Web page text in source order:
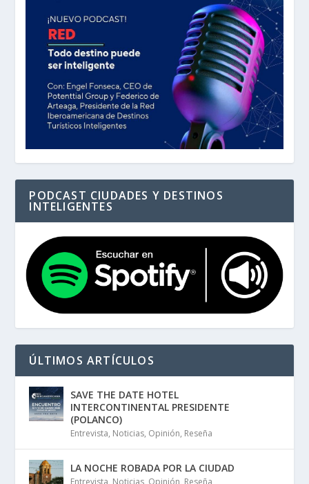
PODCAST CIUDADES Y DESTINOS
INTELIGENTES
ÚLTIMOS ARTÍCULOS
SAVE THE DATE HOTEL
INTERCONTINENTAL PRESIDENTE
(POLANCO)
Entrevista, Noticias, Opinión, Reseña
LA NOCHE ROBADA POR LA CIUDAD
Entrevista, Noticias, Opinión, Reseña